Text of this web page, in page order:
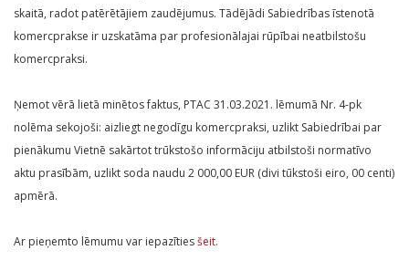
skaitā, radot patērētājiem zaudējumus. Tādējādi Sabiedrības īstenotā
komercprakse ir uzskatāma par profesionālajai rūpībai neatbilstošu
komercpraksi.
Ņemot vērā lietā minētos faktus, PTAC 31.03.2021. lēmumā Nr. 4-pk
nolēma sekojoši: aizliegt negodīgu komercpraksi, uzlikt Sabiedrībai par
pienākumu Vietnē sakārtot trūkstošo informāciju atbilstoši normatīvo
aktu prasībām, uzlikt soda naudu 2 000,00 EUR (divi tūkstoši eiro, 00 centi)
apmērā.
Ar pieņemto lēmumu var iepazītiesšeit.